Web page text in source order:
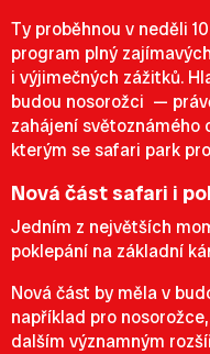
Ty proběhnou v neděli
program plný
i výjimečných zážitků.
budou nosorožci —
zahájení světoznámého
kterým se safari park
Nová část safari i
Jedním z největších
poklepání na základní
Nová část by měla v
například pro
dalším významným